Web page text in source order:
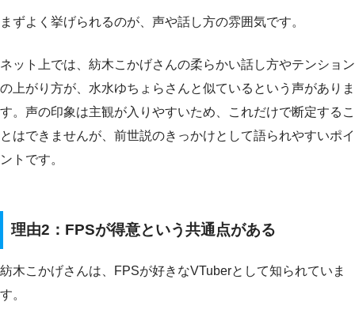
まずよく挙げられるのが、声や話し方の雰囲気です。
ネット上では、紡木こかげさんの柔らかい話し方やテンション
の上がり方が、水水ゆちょらさんと似ているという声がありま
す。声の印象は主観が入りやすいため、これだけで断定するこ
とはできませんが、前世説のきっかけとして語られやすいポイ
ントです。
理由2：FPSが得意という共通点がある
紡木こかげさんは、FPSが好きなVTuberとして知られていま
す。